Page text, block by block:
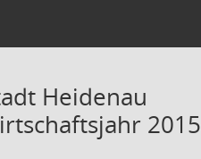
Heidenau
2015